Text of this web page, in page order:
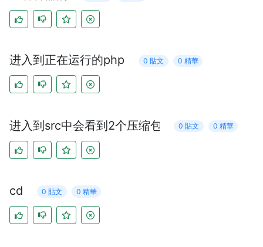
进入到正在运行的php 0 貼文 0 精華
进入到src中会看到2个压缩包 0 貼文 0 精華
cd 0 貼文 0 精華